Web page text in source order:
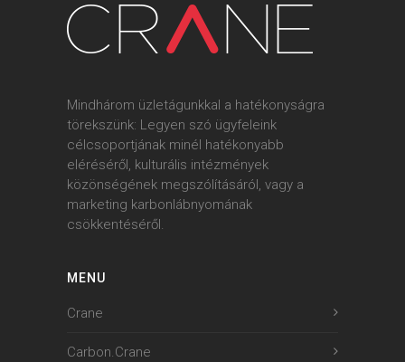
Mindhárom üzletágunkkal a hatékonyságra
törekszünk: Legyen szó ügyfeleink
célcsoportjának minél hatékonyabb
eléréséről, kulturális intézmények
közönségének megszólításáról, vagy a
marketing karbonlábnyomának
csökkentéséről.
MENU
Crane
Carbon.Crane